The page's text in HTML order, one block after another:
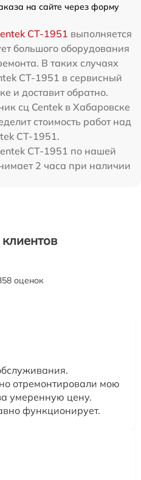
на сайте через форму
CT-1951 выполняется
большого оборудования
В таких случаях
CT-1951 в сервисный
и доставит обратно.
сц Centek в Хабаровске
стоимость работ над
CT-1951.
CT-1951 по нашей
2 часа при наличии
оценок
отремонтировали мою
умеренную цену.
функционирует.